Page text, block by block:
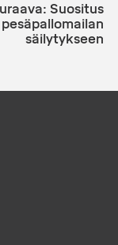
Suositus
pesäpallomailan
säilytykseen